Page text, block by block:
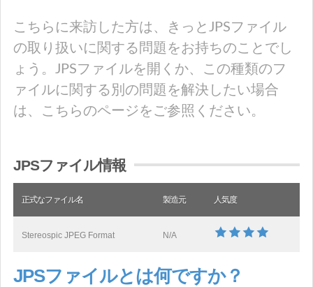
こちらに来訪した方は、きっとJPSファイル
の取り扱いに関する問題をお持ちのことでし
ょう。JPSファイルを開くか、この種類のフ
ァイルに関する別の問題を解決したい場合
は、こちらのページをご参照ください。
JPSファイル情報
正式なファイル名 製造元 人気度
Stereospic JPEG Format N/A
JPSファイルとは何ですか？